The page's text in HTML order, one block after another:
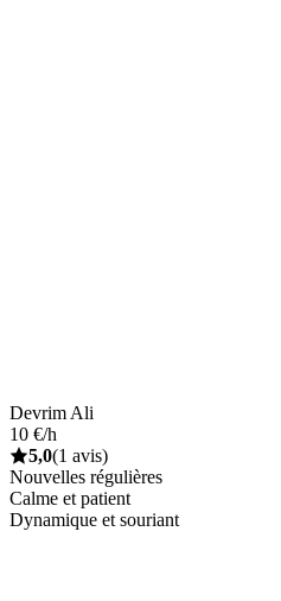
Devrim Ali
10 €/h
5,0(1 avis)
Nouvelles régulières
Calme et patient
Dynamique et souriant